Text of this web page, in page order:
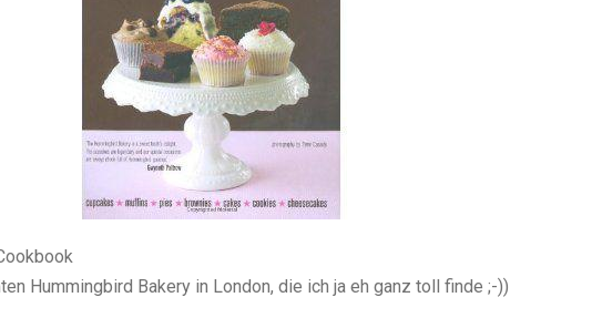
Hummingbird Bakery in London, die ich ja eh ganz toll finde ;-))